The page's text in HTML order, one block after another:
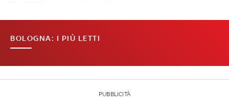
BOLOGNA: I PIÙ LETTI
PUBBLICITÀ